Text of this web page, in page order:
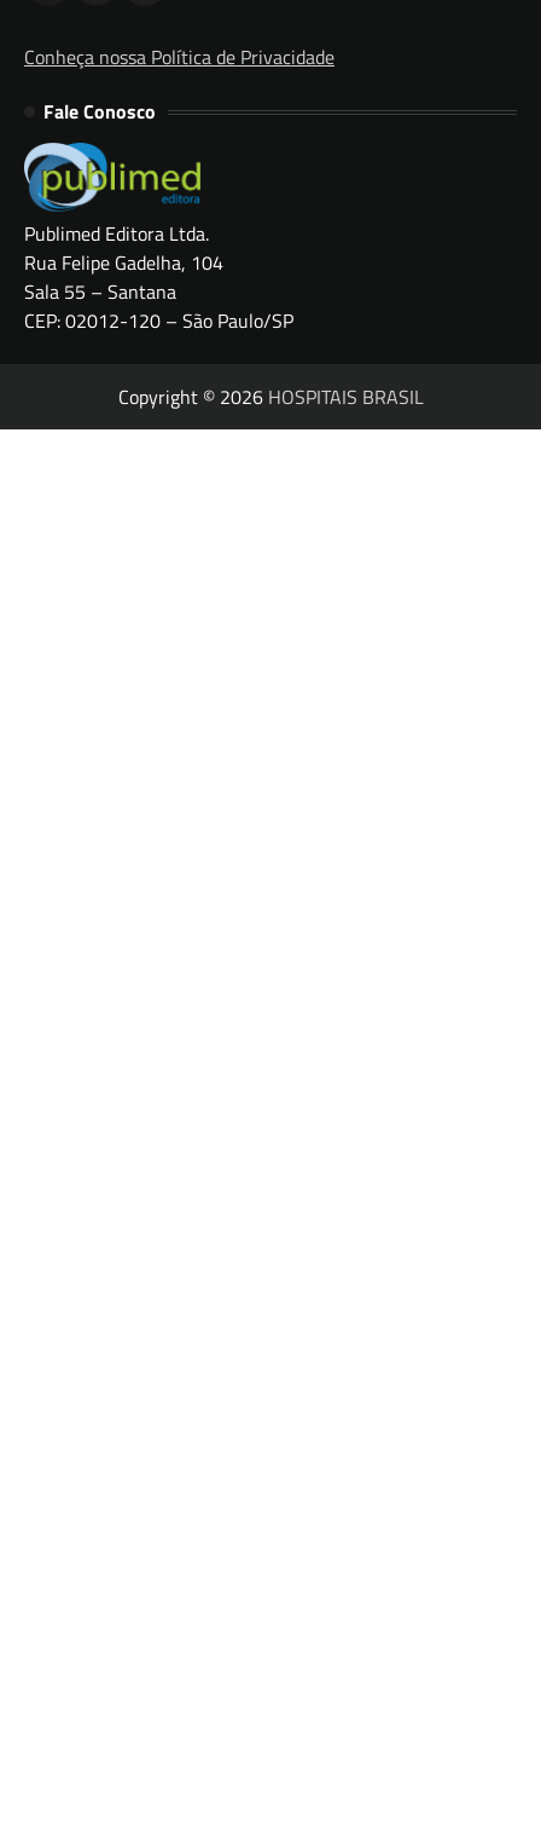
Conheça nossa Política de Privacidade
Fale Conosco
Publimed Editora Ltda.
Rua Felipe Gadelha, 104
Sala 55 – Santana
CEP: 02012-120 – São Paulo/SP
Copyright © 2026 HOSPITAIS BRASIL